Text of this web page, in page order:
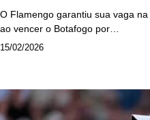
O Flamengo garantiu sua vaga
ao vencer o Botafogo por…
15/02/2026